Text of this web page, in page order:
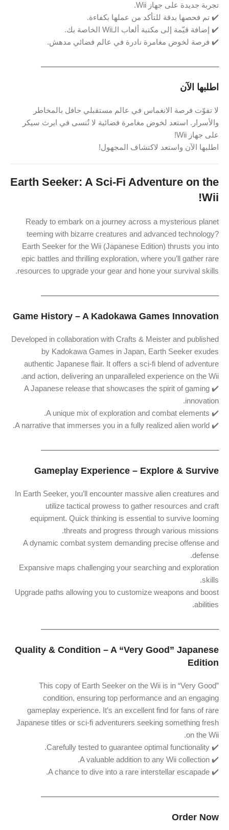
تجربة جديدة على جهاز Wii.
✔️ تم فحصها بدقة للتأكد من عملها بكفاءة.
✔️ إضافة قيّمة إلى مكتبة ألعاب الـWii الخاصة بك.
✔️ فرصة لخوض مغامرة نادرة في عالم فضائي مدهش.
ـــــــــــــــــــــــــــــــــــــــــــــــــــــــــــــــــــــــــــــــــــــــ
اطلبها الآن
لا تفوّت فرصة الانغماس في عالم مستقبلي حافل بالمخاطر
والأسرار. استعد لخوض مغامرة فضائية لا تُنسى في ايرث سيكر
على جهاز Wii!
اطلبها الآن واستعد لاكتشاف المجهول!
Earth Seeker: A Sci-Fi Adventure on the
Wii!
Ready to embark on a journey across a mysterious planet
teeming with bizarre creatures and advanced technology?
Earth Seeker for the Wii (Japanese Edition) thrusts you into
epic battles and thrilling exploration, where you’ll gather rare
resources to upgrade your gear and hone your survival skills.
ـــــــــــــــــــــــــــــــــــــــــــــــــــــــــــــــــــــــــــــــــــــــ
Game History – A Kadokawa Games Innovation
Developed in collaboration with Crafts & Meister and published
by Kadokawa Games in Japan, Earth Seeker exudes
authentic Japanese flair. It offers a sci-fi blend of adventure
and action, delivering an unparalleled experience on the Wii.
✔️ A Japanese release that showcases the spirit of gaming
innovation.
✔️ A unique mix of exploration and combat elements.
✔️ A narrative that immerses you in a fully realized alien world.
ـــــــــــــــــــــــــــــــــــــــــــــــــــــــــــــــــــــــــــــــــــــــ
Gameplay Experience – Explore & Survive
In Earth Seeker, you’ll encounter massive alien creatures and
utilize tactical prowess to gather resources and craft
equipment. Quick thinking is essential to survive looming
threats and progress through various missions.
A dynamic combat system demanding precise offense and
defense.
Expansive maps challenging your searching and exploration
skills.
Upgrade paths allowing you to customize weapons and boost
abilities.
ـــــــــــــــــــــــــــــــــــــــــــــــــــــــــــــــــــــــــــــــــــــــ
Quality & Condition – A “Very Good” Japanese
Edition
This copy of Earth Seeker on the Wii is in “Very Good”
condition, ensuring top performance and an engaging
gameplay experience. It’s an excellent find for fans of rare
Japanese titles or sci-fi adventurers seeking something fresh
on the Wii.
✔️ Carefully tested to guarantee optimal functionality.
✔️ A valuable addition to any Wii collection.
✔️ A chance to dive into a rare interstellar escapade.
ـــــــــــــــــــــــــــــــــــــــــــــــــــــــــــــــــــــــــــــــــــــــ
Order Now